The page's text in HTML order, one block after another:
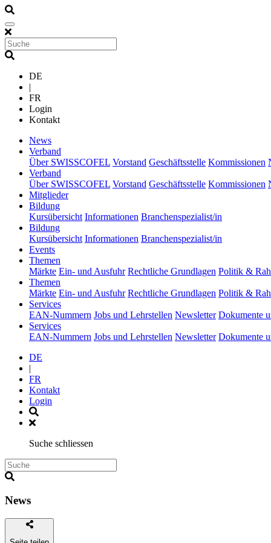
DE
|
FR
Login
Kontakt
News(current)
Verband
Über SWISSCOFEL Vorstand Geschäftsstelle Kommissionen
Verband
Über SWISSCOFEL Vorstand Geschäftsstelle Kommissionen
Mitglieder(current)
Bildung(current)
Kursübersicht Informationen Branchenspezialist/in
Bildung(current)
Kursübersicht Informationen Branchenspezialist/in
Events(current)
Themen
Märkte Ein- und Ausfuhr Rechtliche Grundlagen Politik &
Themen
Märkte Ein- und Ausfuhr Rechtliche Grundlagen Politik &
Services(current)
EAN-Nummern Jobs und Lehrstellen Newsletter Dokumente
Services(current)
EAN-Nummern Jobs und Lehrstellen Newsletter Dokumente
DE
|
FR
Kontakt
Login
Suche schliessen
News